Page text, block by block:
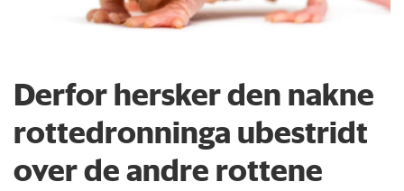
Derfor hersker den nakne
rottedronninga ubestridt
over de andre rottene